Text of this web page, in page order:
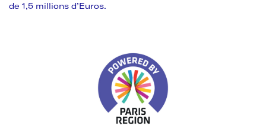
de 1,5 millions d’Euros.